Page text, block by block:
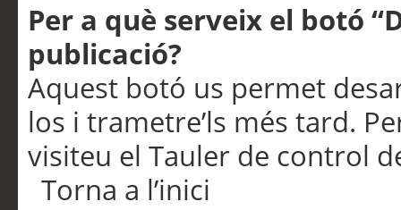
Per a què serveix el botó
publicació?
Aquest botó us permet
los i trametre’ls més tard.
visiteu el Tauler de control
Torna a l’inici